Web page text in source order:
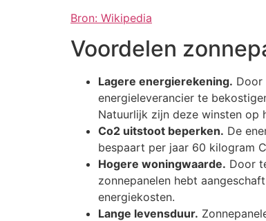
Bron: Wikipedia
Voordelen
Lagere energierekening. Door
energieleverancier te
Natuurlijk zijn deze winsten op
Co2 uitstoot beperken. De
bespaart per jaar 60 kilogram
Hogere woningwaarde. Door
zonnepanelen hebt
energiekosten.
Lange levensduur.